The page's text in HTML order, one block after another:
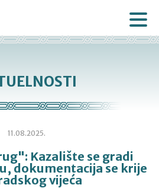
11.08.2025.
Kazalište se gradi
dokumentacija se krije
vijeća